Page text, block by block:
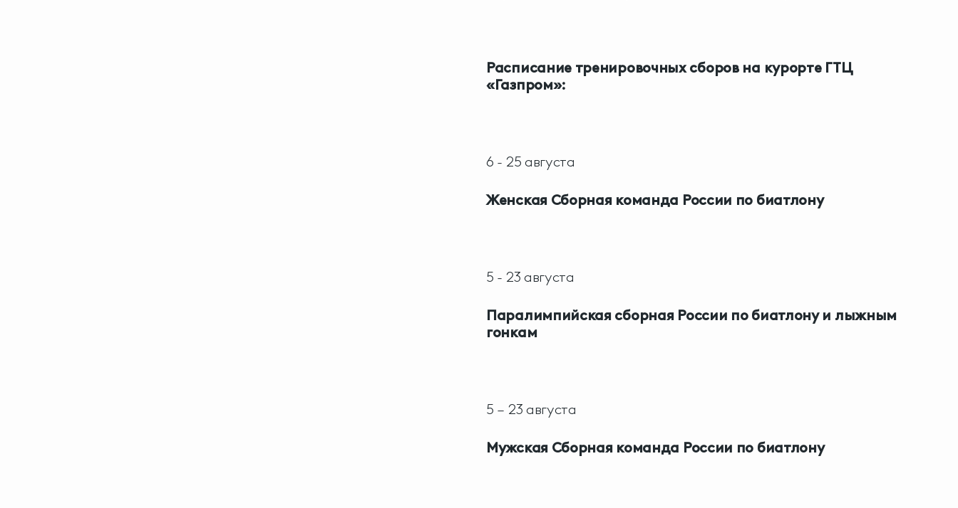
Расписание тренировочных сборов на курорте ГТЦ
«Газпром»:
6 - 25 августа
Женская Сборная команда России по биатлону
5 - 23 августа
Паралимпийская сборная России по биатлону и лыжным
гонкам
5 – 23 августа
Мужская Сборная команда России по биатлону